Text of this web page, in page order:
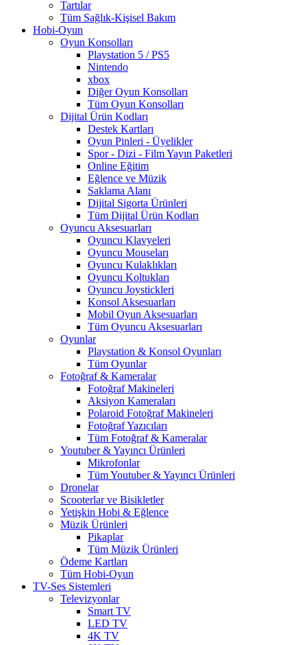
Tartılar
Tüm Sağlık-Kişisel Bakım
Hobi-Oyun
Oyun Konsolları
Playstation 5 / PS5
Nintendo
xbox
Diğer Oyun Konsolları
Tüm Oyun Konsolları
Dijital Ürün Kodları
Destek Kartları
Oyun Pinleri - Üyelikler
Spor - Dizi - Film Yayın Paketleri
Online Eğitim
Eğlence ve Müzik
Saklama Alanı
Dijital Sigorta Ürünleri
Tüm Dijital Ürün Kodları
Oyuncu Aksesuarları
Oyuncu Klavyeleri
Oyuncu Mouseları
Oyuncu Kulaklıkları
Oyuncu Koltukları
Oyuncu Joystickleri
Konsol Aksesuarları
Mobil Oyun Aksesuarları
Tüm Oyuncu Aksesuarları
Oyunlar
Playstation & Konsol Oyunları
Tüm Oyunlar
Fotoğraf & Kameralar
Fotoğraf Makineleri
Aksiyon Kameraları
Polaroid Fotoğraf Makineleri
Fotoğraf Yazıcıları
Tüm Fotoğraf & Kameralar
Youtuber & Yayıncı Ürünleri
Mikrofonlar
Tüm Youtuber & Yayıncı Ürünleri
Dronelar
Scooterlar ve Bisikletler
Yetişkin Hobi & Eğlence
Müzik Ürünleri
Pikaplar
Tüm Müzik Ürünleri
Ödeme Kartları
Tüm Hobi-Oyun
TV-Ses Sistemleri
Televizyonlar
Smart TV
LED TV
4K TV